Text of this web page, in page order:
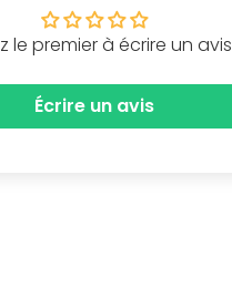
le premier à écrire un avis
Écrire un avis